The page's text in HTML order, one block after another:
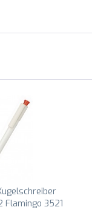
Flamingo 3521